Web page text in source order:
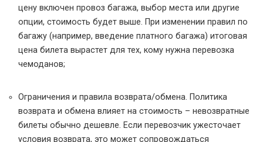
цену включен провоз багажа, выбор места или другие
опции, стоимость будет выше. При изменении правил по
багажу (например, введение платного багажа) итоговая
цена билета вырастет для тех, кому нужна перевозка
чемоданов;
Ограничения и правила возврата/обмена. Политика
возврата и обмена влияет на стоимость – невозвратные
билеты обычно дешевле. Если перевозчик ужесточает
условия возврата, это может сопровождаться